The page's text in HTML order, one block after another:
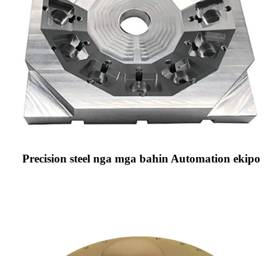
Precision steel nga mga bahin Automation ekipo